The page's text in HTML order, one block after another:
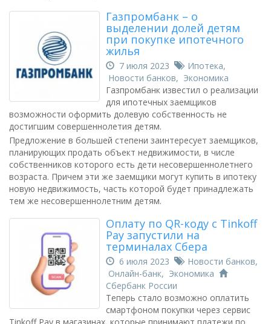
Газпромбанк – о
выделении долей детям
при покупке ипотечного
жилья
7 июля 2023 Ипотека,
Новости банков, Экономика
Газпромбанк известил о реализации
для ипотечных заемщиков
возможности оформить долевую собственность не
достигшим совершеннолетия детям.
Предложение в большей степени заинтересует заемщиков,
планирующих продать объект недвижимости, в числе
собственников которого есть дети несовершеннолетнего
возраста. Причем эти же заемщики могут купить в ипотеку
новую недвижимость, часть которой будет принадлежать
тем же несовершеннолетним детям.
Оплату по QR-коду с Tinkoff
Pay запустили на
терминалах Сбера
6 июля 2023 Новости банков,
Онлайн-банк, Экономика
Сбербанк России
Теперь стало возможно оплатить
смартфоном покупки через сервис